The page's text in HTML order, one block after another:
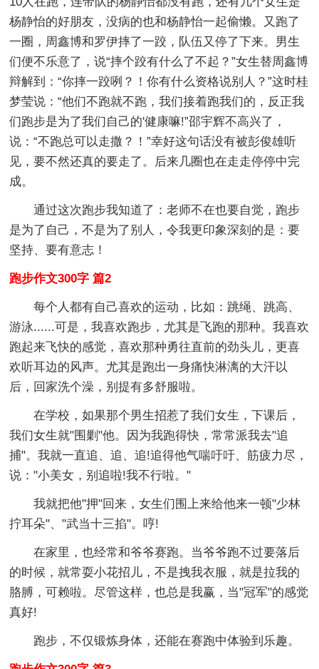
杨静怡的好朋友，没病的也和杨静怡一起偷懒。又跑了
一圈，周鑫博和罗伊摔了一跤，队伍又停了下来。男生
们便不乐意了，说“摔个跤有什么了不起？”女生替周鑫博
辩解到：“你摔一跤咧？！你有什么资格说别人？”这时桂
梦莹说：“他们不跑就不跑，我们接着跑我们的，反正我
们跑步是为了我们自己的'健康嘛!”邵宇辉不高兴了，
说：“不跑总可以走撒？！”幸好这句话没有被彭俊雄听
见，要不然还真的要走了。后来几圈也在走走停停中完
成。
通过这次跑步我知道了：老师不在也要自觉，跑步
是为了自己，不是为了别人，令我更印象深刻的是：要
坚持、要有意志！
跑步作文300字 篇2
每个人都有自己喜欢的运动，比如：跳绳、跳高、
游泳......可是，我喜欢跑步，尤其是飞跑的那种。我喜欢
跑起来飞快的感觉，喜欢那种勇往直前的劲头儿，更喜
欢听耳边的风声。尤其是跑出一身痛快淋漓的大汗以
后，回家洗个澡，别提有多舒服啦。
在学校，如果那个男生招惹了我们女生，下课后，
我们女生就"围剿"他。因为我跑得快，常常派我去"追
捕"。我就一直追、追、追!追得他气喘吁吁、筋疲力尽，
说："小美女，别追啦!我不行啦。"
我就把他"押"回来，女生们围上来给他来一顿"少林
拧耳朵"、"武当十三掐"。哼!
在家里，也经常和爷爷赛跑。当爷爷跑不过要落后
的时候，就常耍小花招儿，不是拽我衣服，就是拉我的
胳膊，可赖啦。尽管这样，也总是我赢，当"冠军"的感觉
真好!
跑步，不仅锻炼身体，还能在赛跑中体验到乐趣。